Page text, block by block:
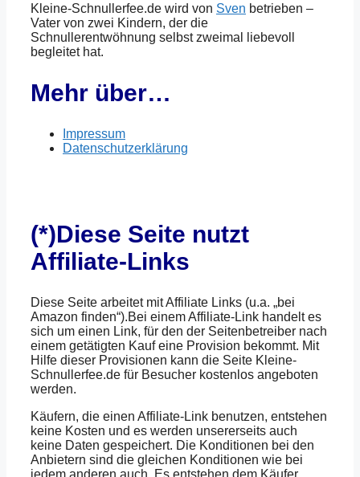
Kleine-Schnullerfee.de wird von Sven betrieben –
Vater von zwei Kindern, der die
Schnullerentwöhnung selbst zweimal liebevoll
begleitet hat.
Mehr über…
Impressum
Datenschutzerklärung
(*)Diese Seite nutzt
Affiliate-Links
Diese Seite arbeitet mit Affiliate Links (u.a. „bei
Amazon finden“).Bei einem Affiliate-Link handelt es
sich um einen Link, für den der Seitenbetreiber nach
einem getätigten Kauf eine Provision bekommt. Mit
Hilfe dieser Provisionen kann die Seite Kleine-
Schnullerfee.de für Besucher kostenlos angeboten
werden.
Käufern, die einen Affiliate-Link benutzen, entstehen
keine Kosten und es werden unsererseits auch
keine Daten gespeichert. Die Konditionen bei den
Anbietern sind die gleichen Konditionen wie bei
jedem anderen auch. Es entstehen dem Käufer